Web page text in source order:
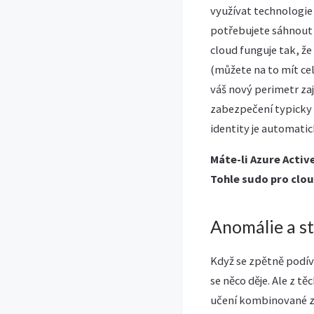
využívat
potřebujete sáhnout
cloud funguje tak,
(můžete na to mít
váš nový perimetr
zabezpečení
identity je
Máte-li Azure
Tohle sudo pro
Anomálie a
Když se zpětně
se něco děje. Ale z
učení kombinované